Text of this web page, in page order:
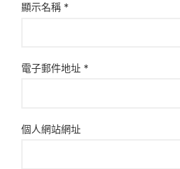
顯示名稱 *
電子郵件地址 *
個人網站網址